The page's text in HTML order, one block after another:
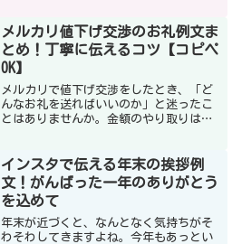
も多いですよね。この記事では、2025年
版として最新のトレン...
メルカリ値下げ交渉のお礼例文ま
とめ！丁寧に伝えるコツ【コピペ
OK】
メルカリで値下げ交渉をしたとき、「ど
んなお礼を送ればいいのか」と迷ったこ
とはありませんか。金額のやり取りは少
ります。短い一文でも丁寧に伝えられれ
ば、やり取りはスムーズに...
インスタで伝える年末の挨拶例
文！がんばった一年のありがとう
を込めて
年末が近づくと、なんとなく気持ちがそ
わそわしてきますよね。今年もあっとい